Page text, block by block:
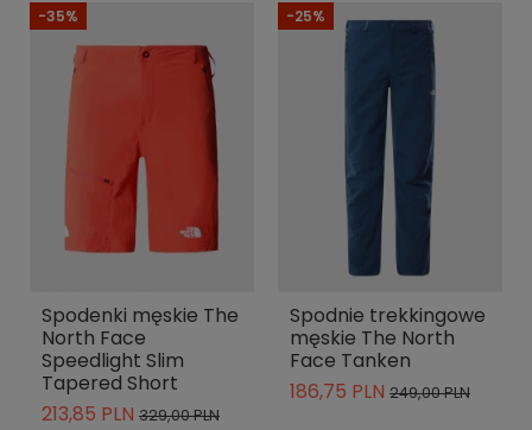
-35%
Spodenki męskie The
North Face
Speedlight Slim
Tapered Short
213,85 PLN 329,00 PLN
-25%
Spodnie trekkingowe
męskie The North
Face Tanken
186,75 PLN 249,00 PLN